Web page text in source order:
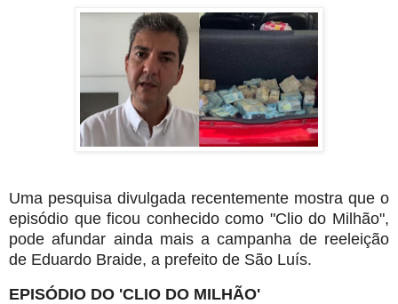
Uma pesquisa divulgada recentemente mostra que o
episódio que ficou conhecido como "Clio do Milhão",
pode afundar ainda mais a campanha de reeleição
de Eduardo Braide, a prefeito de São Luís.
EPISÓDIO DO 'CLIO DO MILHÃO'